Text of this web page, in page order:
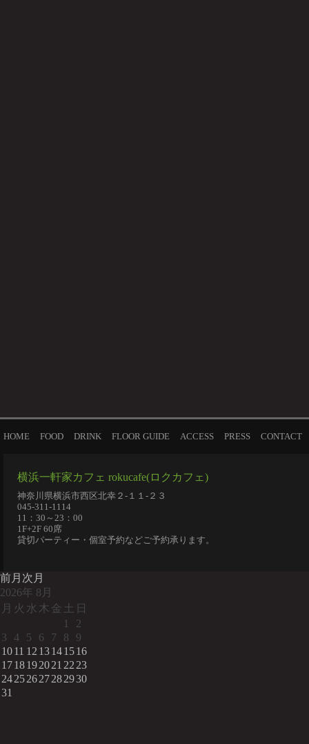
HOME FOOD DRINK FLOOR GUIDE ACCESS PRESS CONTACT
横浜一軒家カフェ rokucafe(ロクカフェ)
神奈川県横浜市西区北幸２-１１-２３
045-311-1114
11：30～23：00
1F+2F 60席
貸切パーティー・個室予約などご予約承ります。
前月 次月
2026年 8月
月 火 水 木 金 土 日
1
2
3
4 5 6 7 8
9
1011 12 13141516
1718192021 22 23
24252627282930
31